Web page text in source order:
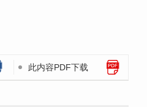
此内容PDF下载